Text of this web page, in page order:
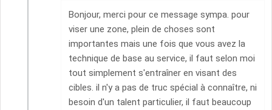
Bonjour, merci pour ce message sympa. pour
viser une zone, plein de choses sont
importantes mais une fois que vous avez la
technique de base au service, il faut selon moi
tout simplement s'entraîner en visant des
cibles. il n'y a pas de truc spécial à connaître, ni
besoin d'un talent particulier, il faut beaucoup